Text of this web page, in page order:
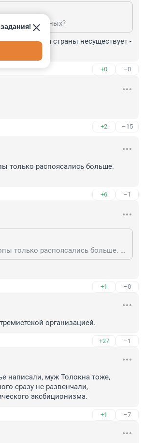
отправленных?
населения страны несуществует -
+0 –0
+2 –15
только распоясались больше.
+6 –1
Пусть бы там лучше бассейн оставался,а то попы только распоясались больше. А пользы от этого никакой нет,кроме вреда
+1 –0
организацией.
+27 –1
написали, муж Толокна тоже,
сразу не развенчали,
эксбиционизма.
+1 –7